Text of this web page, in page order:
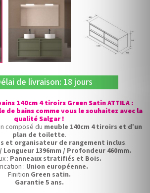
de livraison: 18 jours
140cm 4 tiroirs Green Satin ATTILA :
de bains comme vous le souhaitez avec la
qualité Salgar !
composé du meuble 140cm 4 tiroirs et d’un
plan de toilette.
et organisateur de rangement inclus.
Longueur 1396mm / Profondeur 460mm.
: Panneaux stratifiés et Bois.
: Union européenne.
Finition Green satin.
Garantie 5 ans.